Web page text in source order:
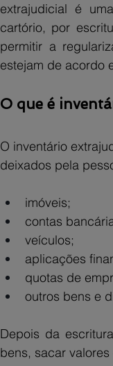
extrajudicial é
cartório, por
permitir a
estejam de acordo
O que é
O inventário
deixados pela
imóveis;
contas
veículos;
aplicações
quotas de
outros bens e
Depois da
bens, sacar